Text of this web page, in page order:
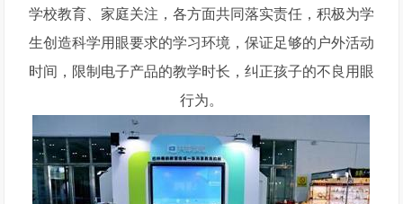
学校教育、家庭关注，各方面共同落实责任，积极为学
生创造科学用眼要求的学习环境，保证足够的户外活动
时间，限制电子产品的教学时长，纠正孩子的不良用眼
行为。